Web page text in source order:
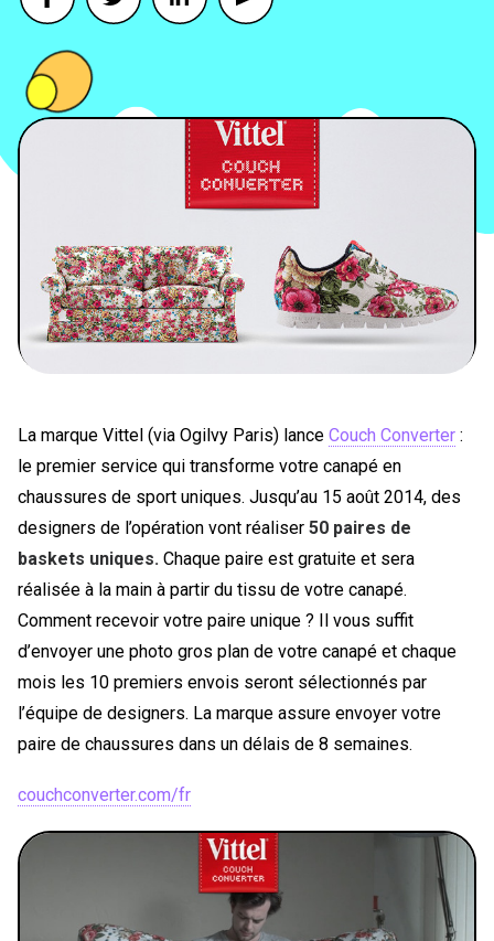
FOOD
BONS PLANS
SOUTENEZ KULTT
La marque Vittel (via Ogilvy Paris) lance Couch Converter :
le premier service qui transforme votre canapé en
chaussures de sport uniques. Jusqu’au 15 août 2014, des
designers de l’opération vont réaliser 50 paires de
baskets uniques. Chaque paire est gratuite et sera
réalisée à la main à partir du tissu de votre canapé.
Comment recevoir votre paire unique ? Il vous suffit
d’envoyer une photo gros plan de votre canapé et chaque
mois les 10 premiers envois seront sélectionnés par
l’équipe de designers. La marque assure envoyer votre
paire de chaussures dans un délais de 8 semaines.
couchconverter.com/fr